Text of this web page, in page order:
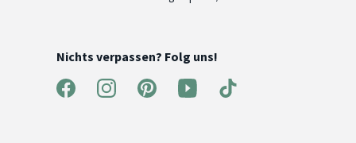
Nichts verpassen? Folg uns!